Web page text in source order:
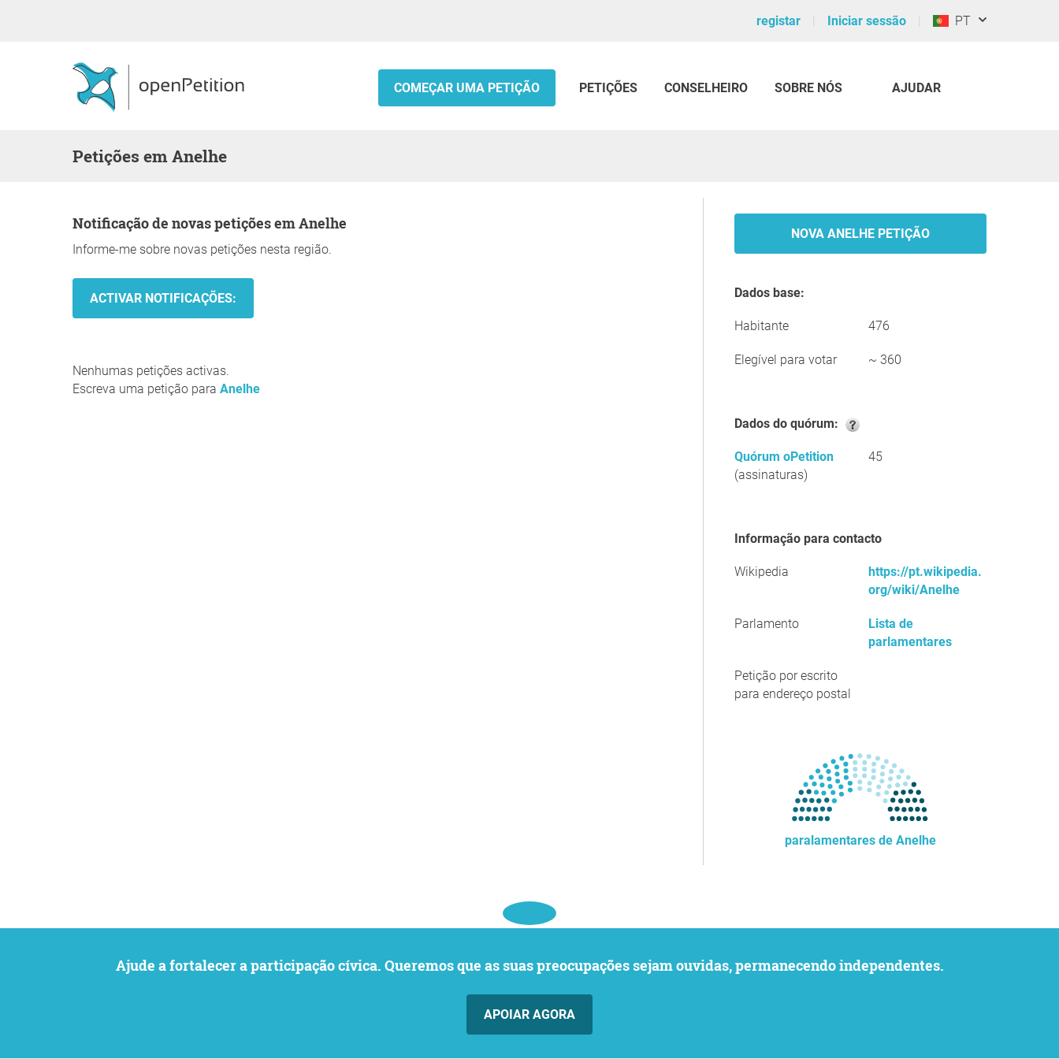
registar Iniciar sessão PT
COMEÇAR UMA PETIÇÃO PETIÇÕES CONSELHEIRO SOBRE NÓS AJUDAR
Petições em Anelhe
Notificação de novas petições em Anelhe
Informe-me sobre novas petições nesta região.
Nenhumas petições activas.
Escreva uma petição para Anelhe
NOVA ANELHE PETIÇÃO
Dados base:
Habitante 476
Elegível para votar ~ 360
Dados do quórum:
Quórum oPetition
(assinaturas)
45
Informação para contacto
Wikipedia
https://pt.wikipedia.
org/wiki/Anelhe
Parlamento
Lista de
parlamentares
Petição por escrito
para endereço postal
paralamentares de Anelhe
Ajude a fortalecer a participação cívica. Queremos que as suas preocupações sejam ouvidas, permanecendo independentes.
APOIAR AGORA